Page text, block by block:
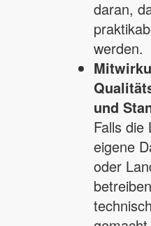
daran,
werden.
und
Falls die
eigene
oder